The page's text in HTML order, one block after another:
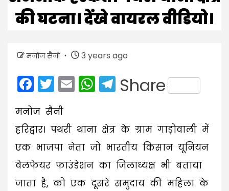
की घटना। देंखे वायरल वीडियो।
मनोज सैनी 3 years ago
Facebook
Twitter
EmailWhatsApp
Telegram
Share
मनोज सैनी
हरिद्वार। पथरी थाना क्षेत्र के ग्राम गाड़ोवाली में
एक भाजपा नेता जो भारतीय किसान यूनियन
वेलफेयर फाउंडेशन का जिलाध्यक्ष भी बताया
जाता है, को एक दूसरे समुदाय की महिला के